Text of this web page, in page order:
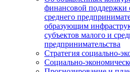
финансовой поддержки
среднего
образующим
субъектов малого и
предпринимательства
Стратегия социально-
Социально-